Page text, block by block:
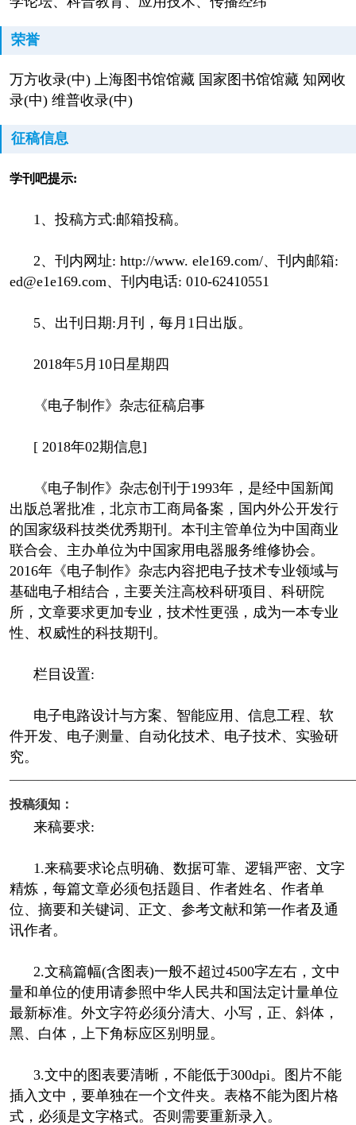
荣誉
万方收录(中) 上海图书馆馆藏 国家图书馆馆藏 知网收
录(中) 维普收录(中)
征稿信息
学刊吧提示:
1、投稿方式:邮箱投稿。
2、刊内网址: http://www. ele169.com/、刊内邮箱:
ed@e1e169.com、刊内电话: 010-62410551
5、出刊日期:月刊，每月1日出版。
2018年5月10日星期四
《电子制作》杂志征稿启事
[ 2018年02期信息]
《电子制作》杂志创刊于1993年，是经中国新闻
出版总署批准，北京市工商局备案，国内外公开发行
的国家级科技类优秀期刊。本刊主管单位为中国商业
联合会、主办单位为中国家用电器服务维修协会。
2016年《电子制作》杂志内容把电子技术专业领域与
基础电子相结合，主要关注高校科研项目、科研院
所，文章要求更加专业，技术性更强，成为一本专业
性、权威性的科技期刊。
栏目设置:
电子电路设计与方案、智能应用、信息工程、软
件开发、电子测量、自动化技术、电子技术、实验研
究。
投稿须知：
来稿要求:
1.来稿要求论点明确、数据可靠、逻辑严密、文字
精炼，每篇文章必须包括题目、作者姓名、作者单
位、摘要和关键词、正文、参考文献和第一作者及通
讯作者。
2.文稿篇幅(含图表)一般不超过4500字左右，文中
量和单位的使用请参照中华人民共和国法定计量单位
最新标准。外文字符必须分清大、小写，正、斜体，
黑、白体，上下角标应区别明显。
3.文中的图表要清晰，不能低于300dpi。图片不能
插入文中，要单独在一个文件夹。表格不能为图片格
式，必须是文字格式。否则需要重新录入。